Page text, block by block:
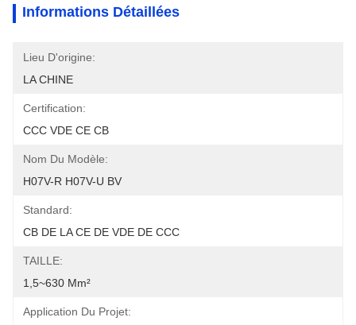
Informations Détaillées
Lieu D'origine:
LA CHINE
Certification:
CCC VDE CE CB
Nom Du Modèle:
H07V-R H07V-U BV
Standard:
CB DE LA CE DE VDE DE CCC
TAILLE:
1,5~630 Mm²
Application Du Projet: